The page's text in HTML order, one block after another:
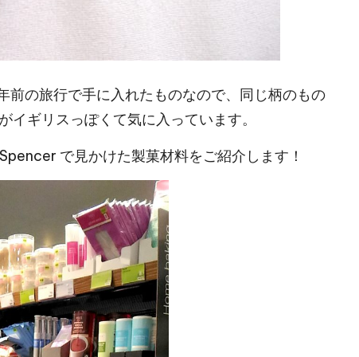
の旅行で手に入れたものなので、同じ柄のもの
ギリスっぽくて気に入っています。
で見かけた製菓材料をご紹介します！